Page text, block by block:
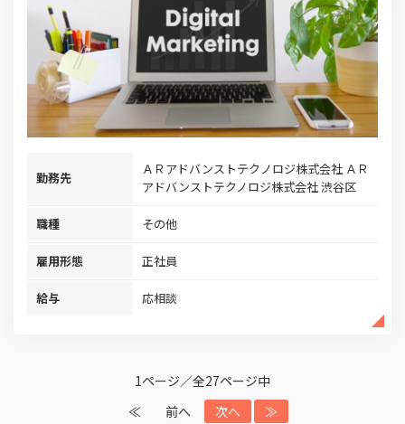
勤務先
ＡＲアドバンストテクノロジ株式会社 ＡＲ
アドバンストテクノロジ株式会社 渋谷区
職種 その他
雇用形態 正社員
給与 応相談
1ページ／全27ページ中
≪
前へ 次へ ≫